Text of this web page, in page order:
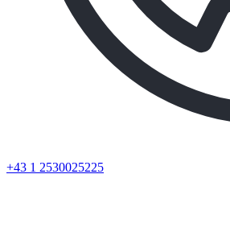
+43 1 2530025225